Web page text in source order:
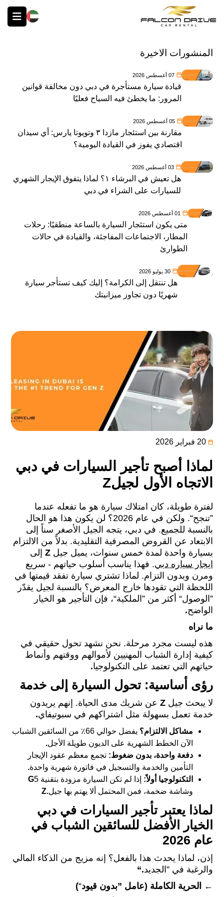
20 فبراير 2026
لماذا أصبح تأجير السيارات في دبي
الاتجاه الأول لجيلZ
لفترة طويلة، كان امتلاك سيارة هو ما تفعله عندما
”تنجح“. ولكن في عام 2026؟ لن يكون هذا هو الحال
بالنسبة للجميع. في دبي، يتجه الجيل الأصغر سناً إلى
الابتعاد عن القروض المصرفية التقليدية. بدلاً من الالتزام
بسيارة واحدة لمدة خمس سنوات، يميل جيل Z إلى
ايجار سياره دبي. فهذا يناسب أسلوب حياتهم - سريع
ومرن وبدون التزام. لماذا تشتري سيارة تفقد قيمتها في
اللحظة التي تقودها خارج المعرض؟ بالنسبة لجيل يقدّر
”الوصول“ أكثر من ”الملكية“، فإن التأجير هو الخيار
الواضح.
ما نراه
هذه ليست مجرد مرحلة. نحن نشهد تحول حقيقي في
كيفية إدارة الشباب المهنيين لأموالهم ووقتهم وأنماط
حياتهم التي تعتمد على التكنولوجيا.
رؤى أساسية: تحول السيارة إلى خدمة
لا يبحث جيل Z عن شريك مدى الحياة. إنهم يريدون
خدمة تعمل بسهولة مثل اشتراكهم في سبوتيفاي.
مشاكل الالتزام؟
يفضل حوالي 66٪ من السائقين الشباب
الآن الخطط الشهرية على الديون طويلة الأجل.
دفعة واحدة، بدون ضغوط: تجمع معظم عقود الإيجار
التأمين والخدمة والتسجيل في فاتورة شهرية واحدة.
التكنولوجيا أولاً: إذا لم تكن السيارة مزودة بتقنية 5 G
وشاشة ضخمة، فمن المحتمل ألا يهتم بها جيلZ.
لماذا يعتبر تأجير السيارات في دبي
الخيار الأفضل للسائقين الشباب في
عام 2026
إذن، لماذا يحدث هذا بالفعل؟ إنه مزيج من الذكاء المالي
والرغبة في ”الجديد“.
←
الحرية الكاملة (عامل ”بدون قيود“
)
المنشورات الاخيرة
07 أغسطس 2026
قيادة سيارة مستأجرة في دبي دون مخالفة قوانين
المرور: ما يخطئ فيه السياح فعليًا
05 أغسطس 2026
مقارنة بين استئجار مازدا ٣ وتويوتا يارس: أي سيدان
اقتصادي يفوز في القيادة اليومية؟
03 أغسطس 2026
هل تعيش في البرشاء ١؟ لماذا يتفوق الإيجار الشهري
للسيارات على الشراء في دبي
01 أغسطس 2026
متى يكون استئجار السيارة بالساعة منطقيًا: رحلات
المطار، الاجتماعات المفاجئة، والقيادة في حالات
الطوارئ
30 يوليو 2026
هل تنتقل إلى الكرامة؟ إليك كيف تستأجر سيارة
شهريًا دون تجاوز ميزانيتك